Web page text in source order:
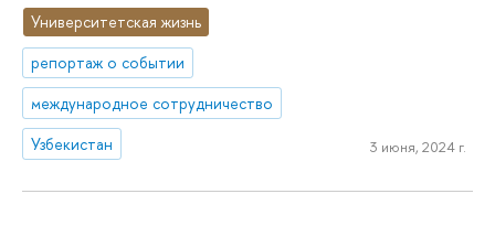
Университетская жизнь
репортаж о событии
международное сотрудничество
Узбекистан
3 июня, 2024 г.